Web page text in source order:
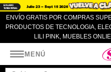
ENVÍO GRATIS POR COMPRAS
PRODUCTOS DE TECNOLOGIA,
LILI PINK, MUEBLES
MENÚ